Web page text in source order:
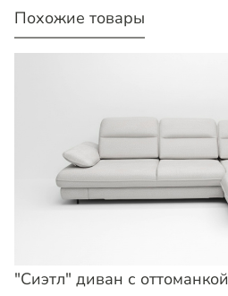
Похожие товары
"Сиэтл" диван с оттоманкой